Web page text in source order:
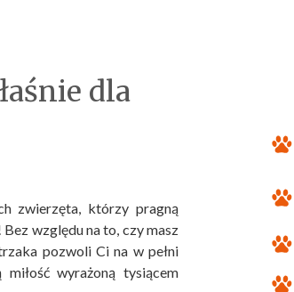
dla
zwierzęta, którzy pragną
względu na to, czy masz
pozwoli Ci na w pełni
wyrażoną tysiącem